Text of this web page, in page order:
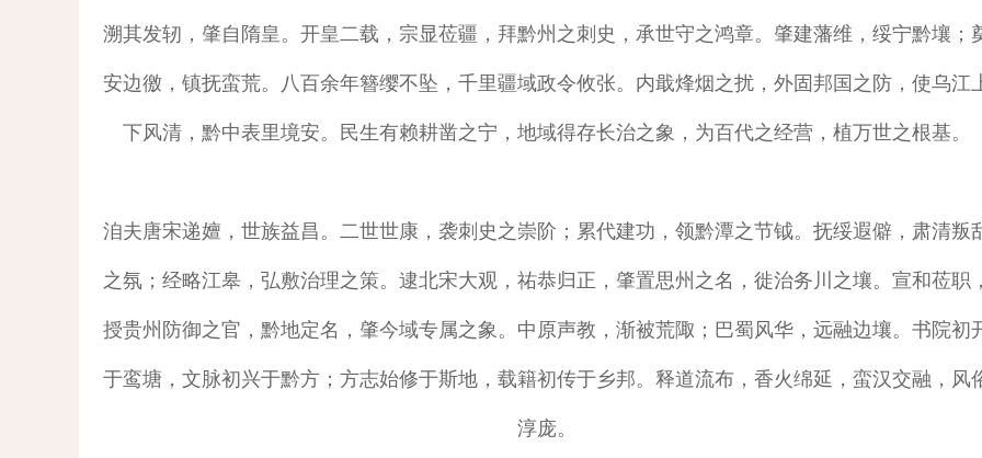
溯其发轫，肇自隋皇。开皇二载，宗显莅疆，拜黔州之刺史，承世守之鸿章。肇建藩维，绥宁黔壤；
安边徼，镇抚蛮荒。八百余年簪缨不坠，千里疆域政令攸张。内戢烽烟之扰，外固邦国之防，使乌江
下风清，黔中表里境安。民生有赖耕凿之宁，地域得存长治之象，为百代之经营，植万世之根基。
洎夫唐宋递嬗，世族益昌。二世世康，袭刺史之崇阶；累代建功，领黔潭之节钺。抚绥遐僻，肃清叛
之氛；经略江皋，弘敷治理之策。逮北宋大观，祐恭归正，肇置思州之名，徙治务川之壤。宣和莅职，
授贵州防御之官，黔地定名，肇今域专属之象。中原声教，渐被荒陬；巴蜀风华，远融边壤。书院初
于鸾塘，文脉初兴于黔方；方志始修于斯地，载籍初传于乡邦。释道流布，香火绵延，蛮汉交融，风
淳庞。